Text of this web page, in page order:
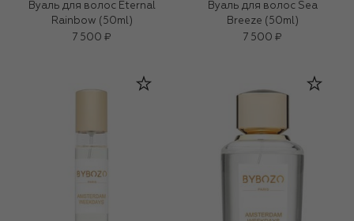
Вуаль для волос Eternal
Rainbow (50ml)
7 500 ₽
Вуаль для волос Sea
Breeze (50ml)
7 500 ₽